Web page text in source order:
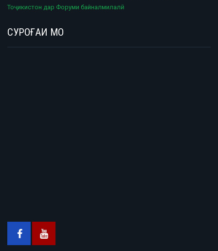
Тоҷикистон дар Форуми байналмилалӣ
СУРОҒАИ МО